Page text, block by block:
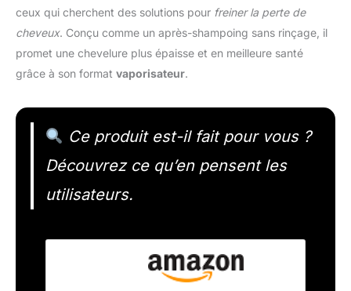
ceux qui cherchent des solutions pour freiner la perte de
cheveux. Conçu comme un après-shampoing sans rinçage, il
promet une chevelure plus épaisse et en meilleure santé
grâce à son format vaporisateur.
Ce produit est-il fait pour vous ?
Découvrez ce qu’en pensent les
utilisateurs.